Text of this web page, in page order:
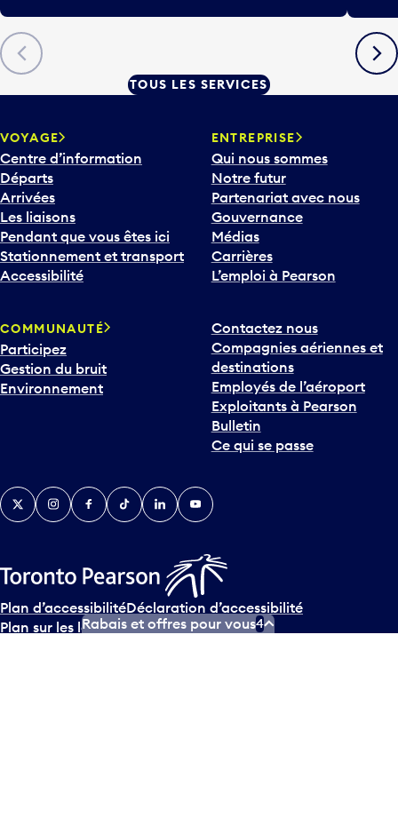
Précédent
TOUS LES SERVICES
VOYAGE
Centre d’information
Départs
Arrivées
Les liaisons
Pendant que vous êtes ici
Stationnement et transport
Accessibilité
ENTREPRISE
Qui nous sommes
Notre futur
Partenariat avec nous
Gouvernance
Médias
Carrières
L’emploi à Pearson
COMMUNAUTÉ
Participez
Gestion du bruit
Environnement
Contactez nous
Compagnies aériennes et
destinations
Employés de l’aéroport
Exploitants à Pearson
Bulletin
Ce qui se passe
TwitterInstagramFacebook
TikTokLinkedInYouTube
Plan d’accessibilitéDéclaration d’accessibilité
Plan sur les langues officielles
Rabais et offres pour vous4